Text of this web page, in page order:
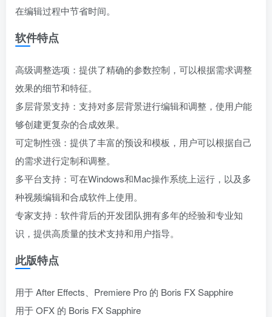
在编辑过程中节省时间。
软件特点
高级调整选项：提供了精确的参数控制，可以根据需求调整
效果的细节和特征。
多层背景支持：支持对多层背景进行编辑和调整，使用户能
够创建更复杂的合成效果。
可定制性强：提供了丰富的预设和模板，用户可以根据自己
的需求进行定制和调整。
多平台支持：可在Windows和Mac操作系统上运行，以及多
种视频编辑和合成软件上使用。
专家支持：软件背后的开发团队拥有多年的经验和专业知
识，提供高质量的技术支持和用户指导。
此版特点
用于 After Effects、Premiere Pro 的 Boris FX Sapphire
用于 OFX 的 Boris FX Sapphire